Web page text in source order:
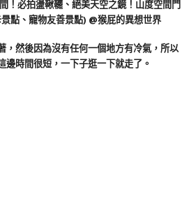
，然後因為沒有任何一個地方有冷氣，所以
邊時間很短，一下子逛一下就走了。